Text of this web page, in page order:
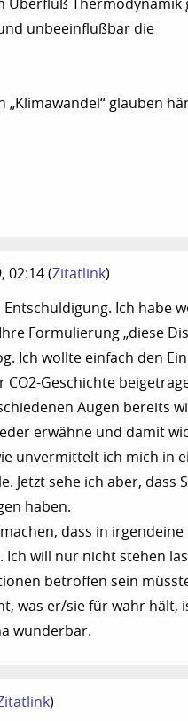
Überfluß Thermodynamik
unbeeinflußbar die
„Klimawandel“ glauben
02:14 (Zitatlink)
Ich habe
Formulierung „diese
Ich wollte einfach den
CO2-Geschichte
Augen bereits
erwähne und damit
unvermittelt ich mich in
Jetzt sehe ich aber, dass
haben.
dass in irgendeine
will nur nicht stehen
betroffen sein
was er/sie für wahr hält,
wunderbar.
)